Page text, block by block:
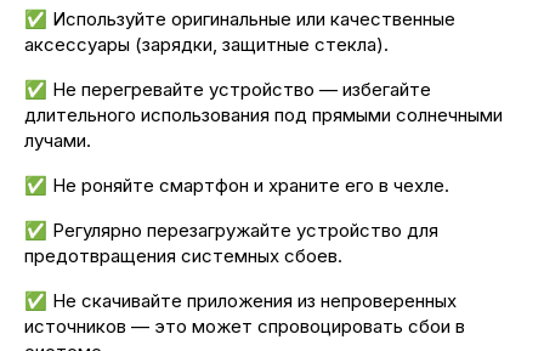
✅ Используйте оригинальные или качественные
аксессуары (зарядки, защитные стекла).
✅ Не перегревайте устройство — избегайте
длительного использования под прямыми солнечными
лучами.
✅ Не роняйте смартфон и храните его в чехле.
✅ Регулярно перезагружайте устройство для
предотвращения системных сбоев.
✅ Не скачивайте приложения из непроверенных
источников — это может спровоцировать сбои в